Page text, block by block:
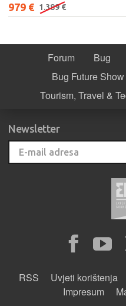
979 € 1.389 €
Forum Bug
Bug Future Show
Tourism, Travel &
Newsletter
RSS Uvjeti korištenja
Impresum